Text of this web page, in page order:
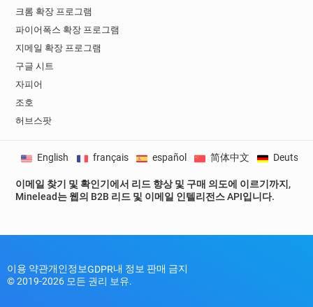
크롬 확장 프로그램
파이어폭스 확장 프로그램
지메일 확장 프로그램
구글 시트
자피어
조호
허브스팟
이메일 찾기 및 확인기에서 리드 향상 및 구매 의도에 이르기까지,
Minelead는 웹의 B2B 리드 및 이메일 인텔리전스 API입니다.
English français español 简体中文 Deutsch
이용 약관개인정보GDPR내 정보 판매 금지
© 2019-2026 모든 권리 보유.